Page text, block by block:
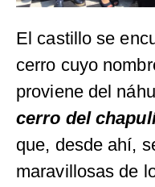
El castillo se
cerro cuyo
proviene del
cerro del
que, desde ahí,
maravillosas de